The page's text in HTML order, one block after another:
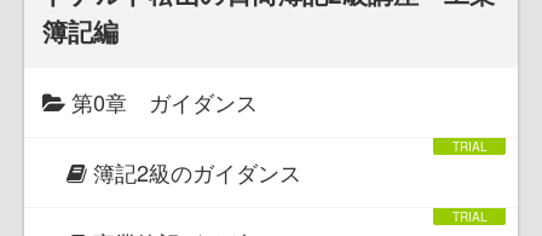
簿記編
第0章 ガイダンス
簿記2級のガイダンス